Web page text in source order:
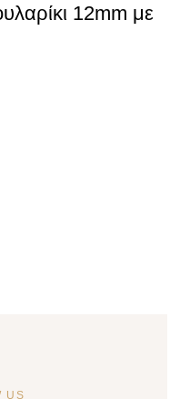
12mm με
US